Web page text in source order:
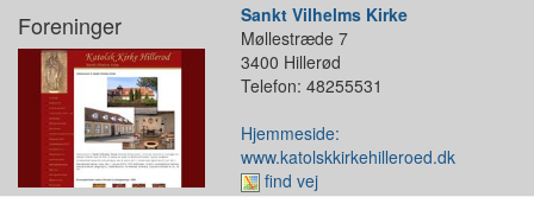
Foreninger
Sankt Vilhelms Kirke
Møllestræde 7
3400 Hillerød
Telefon: 48255531
Hjemmeside:
www.katolskkirkehilleroed.dk
find vej